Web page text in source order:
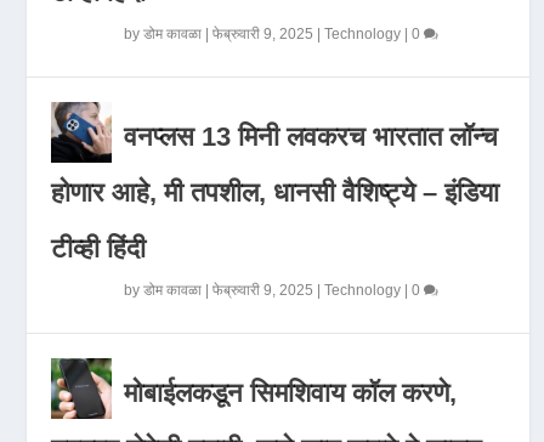
byडोम कावळा |फेब्रुवारी 9, 2025 |Technology |0
वनप्लस 13 मिनी लवकरच भारतात लॉन्च
होणार आहे, मी तपशील, धानसी वैशिष्ट्ये – इंडिया
टीव्ही हिंदी
byडोम कावळा |फेब्रुवारी 9, 2025 |Technology |0
मोबाईलकडून सिमशिवाय कॉल करणे,